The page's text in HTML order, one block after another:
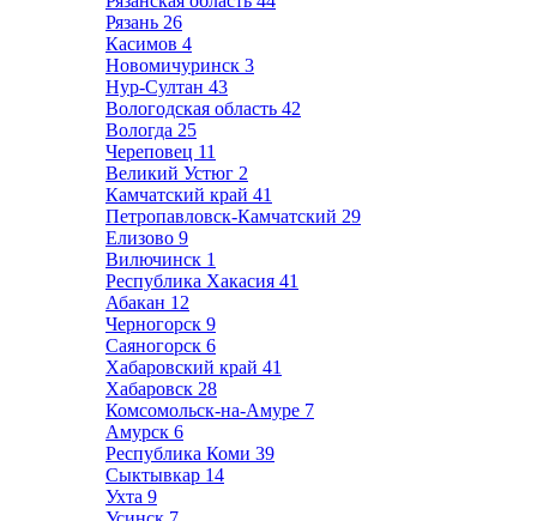
Рязань 26
Касимов 4
Новомичуринск 3
Нур-Султан 43
Вологодская область 42
Вологда 25
Череповец 11
Великий Устюг 2
Камчатский край 41
Петропавловск-Камчатский 29
Елизово 9
Вилючинск 1
Республика Хакасия 41
Абакан 12
Черногорск 9
Саяногорск 6
Хабаровский край 41
Хабаровск 28
Комсомольск-на-Амуре 7
Амурск 6
Республика Коми 39
Сыктывкар 14
Ухта 9